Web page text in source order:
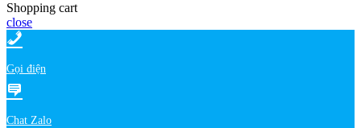
Shopping cart
close
Gọi điện
Chat Zalo